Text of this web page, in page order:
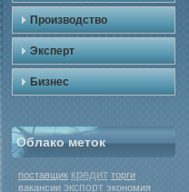
Производство
Эксперт
Бизнес
Облако меток
поставщик кредит торги
вакансии экспорт экономия